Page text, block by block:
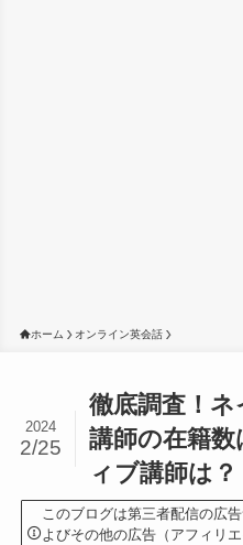
ホーム オンライン英会話
徹底調査！
講師の在籍
ィブ講師は？
2024
2/25
このブログは第三者配信の広
よびその他の広告（アフィリ